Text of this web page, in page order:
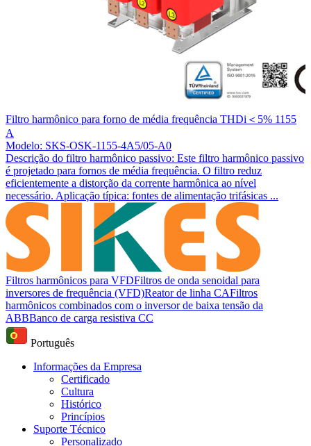
Filtro harmônico para forno de média frequência THDi＜5% 1155
A
Modelo: SKS-OSK-1155-4A5/05-A0
Descrição do filtro harmônico passivo: Este filtro harmônico passivo
é projetado para fornos de média frequência. O filtro reduz
eficientemente a distorção da corrente harmônica ao nível
necessário. Aplicação típica: fontes de alimentação trifásicas ...
Filtros harmônicos para VFDFiltros de onda senoidal para
inversores de frequência (VFD)Reator de linha CAFiltros
harmônicos combinados com o inversor de baixa tensão da
ABBBanco de carga resistiva CC
Português
Informações da Empresa
Certificado
Cultura
Histórico
Princípios
Suporte Técnico
Personalizado